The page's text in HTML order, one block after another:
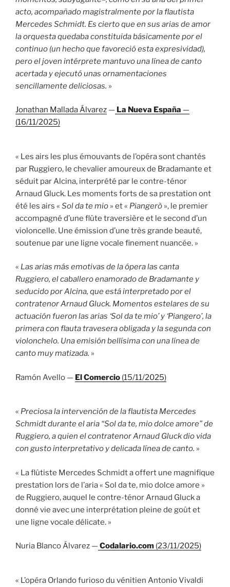
acto, acompañado magistralmente por la flautista
Mercedes Schmidt. Es cierto que en sus arias de amor
la orquesta quedaba constituida básicamente por el
continuo (un hecho que favoreció esta expresividad),
pero el joven intérprete mantuvo una línea de canto
acertada y ejecutó unas ornamentaciones
sencillamente deliciosas. »
Jonathan Mallada Álvarez — La Nueva España —
(16/11/2025)
« Les airs les plus émouvants de l’opéra sont chantés
par Ruggiero, le chevalier amoureux de Bradamante et
séduit par Alcina, interprété par le contre-ténor
Arnaud Gluck. Les moments forts de sa prestation ont
été les airs « Sol da te mio » et « Piangerò », le premier
accompagné d’une flûte traversière et le second d’un
violoncelle. Une émission d’une très grande beauté,
soutenue par une ligne vocale finement nuancée. »
« Las arias más emotivas de la ópera las canta
Ruggiero, el caballero enamorado de Bradamante y
seducido por Alcina, que está interpretado por el
contratenor Arnaud Gluck. Momentos estelares de su
actuación fueron las arias ‘Sol da te mio’ y ‘Piangero’, la
primera con flauta travesera obligada y la segunda con
violonchelo. Una emisión bellísima con una línea de
canto muy matizada. »
Ramón Avello — El Comercio (15/11/2025)
« Preciosa la intervención de la flautista Mercedes
Schmidt durante el aria “Sol da te, mio dolce amore” de
Ruggiero, a quien el contratenor Arnaud Gluck dio vida
con gusto interpretativo y delicada línea de canto. »
« La flûtiste Mercedes Schmidt a offert une magnifique
prestation lors de l’aria « Sol da te, mio dolce amore »
de Ruggiero, auquel le contre-ténor Arnaud Gluck a
donné vie avec une interprétation pleine de goût et
une ligne vocale délicate. »
Nuria Blanco Álvarez —Codalario.com (23/11/2025)
« L’opéra Orlando furioso du vénitien Antonio Vivaldi